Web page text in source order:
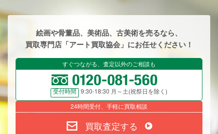
絵画や骨董品、美術品、古美術を売るなら、
買取専門店「アート買取協会」にお任せください！
すぐつながる、査定以外のご相談も
受付時間
9:30-18:30 月～土(祝祭日を除く)
24時間受付、手軽に買取相談
買取査定する